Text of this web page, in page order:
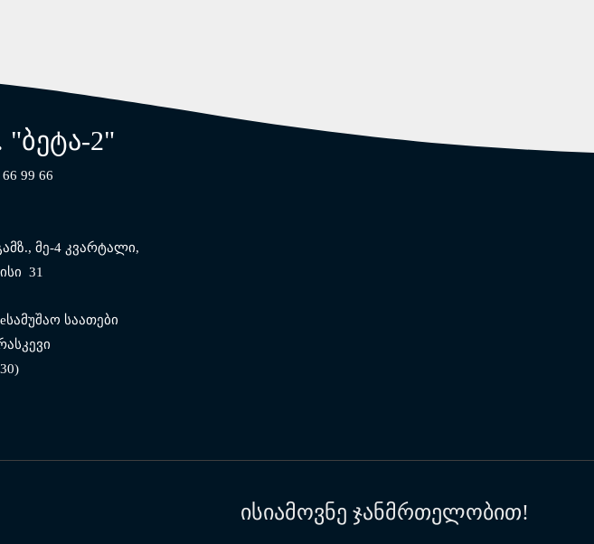
2"
99 66
მე-4 კვარტალი,
31
საათები
ისიამოვნე ჯანმრთელობით!